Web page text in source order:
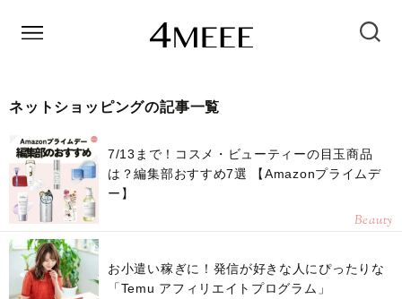
ネットショッピングの記事一覧
7/13まで！コスメ・ビューティーの目玉商品
は？編集部おすすめ7選 【Amazonプライムデ
ー】
Beauty
お小遣い稼ぎに！発信が好きな人にぴったりな
「Temu アフィリエイトプログラム」